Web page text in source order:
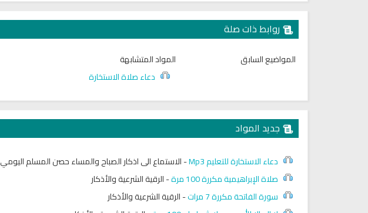
روابط ذات صلة
المواضيع السابق
المواد المتشابهة
دعاء صلاة الاستخارة
جديد المواد
دعاء الاستخارة للتعليم Mp3 -الاستماع الى اذكار الصباح والمساء حصن المسلم اليومي
صلاة الإبراهيمية مكررة 100 مرة
-الرقية الشرعية والأذكار
سورة الفاتحة مكررة 7 مرات
-الرقية الشرعية والأذكار